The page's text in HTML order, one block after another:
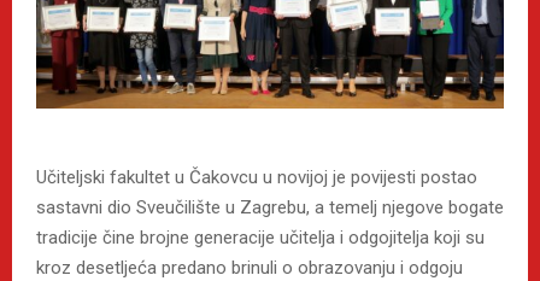
Učiteljski fakultet u Čakovcu u novijoj je povijesti postao
sastavni dio Sveučilište u Zagrebu, a temelj njegove bogate
tradicije čine brojne generacije učitelja i odgojitelja koji su
kroz desetljeća predano brinuli o obrazovanju i odgoju